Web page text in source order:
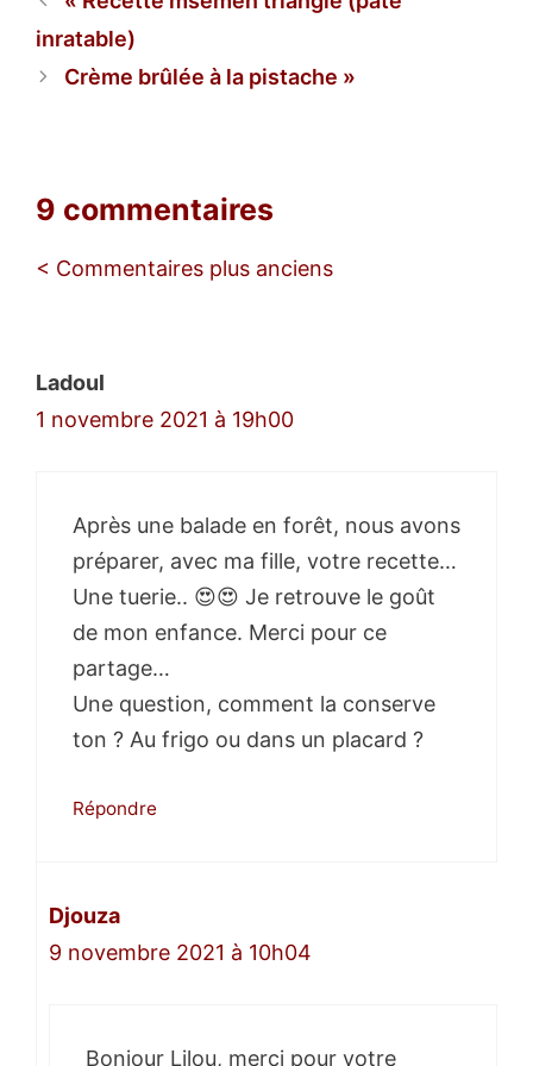
inratable)
Crème brûlée à la pistache
9 commentaires
Navigation
< Commentaires plus anciens
Ladoul
1 novembre 2021 à 19h00
Après une balade en forêt, nous avons
préparer, avec ma fille, votre recette…
Une tuerie.. 😍😍 Je retrouve le goût
de mon enfance. Merci pour ce
partage…
Une question, comment la conserve
ton ? Au frigo ou dans un placard ?
Répondre
Djouza
9 novembre 2021 à 10h04
Bonjour Lilou, merci pour votre